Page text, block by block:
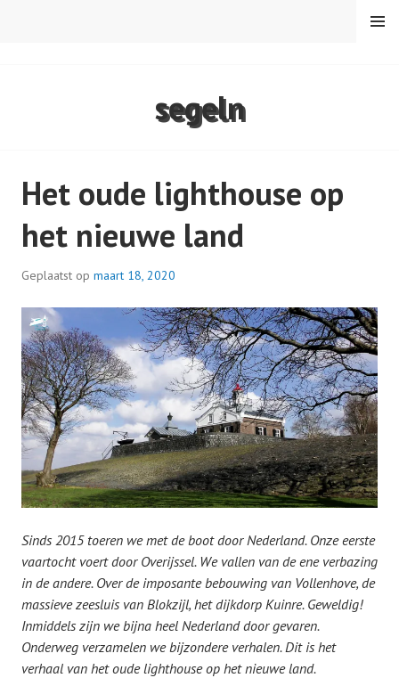
MENU
segeln
Het oude lighthouse op
het nieuwe land
Geplaatst op maart 18, 2020
Sinds 2015 toeren we met de boot door Nederland. Onze eerste
vaartocht voert door Overijssel. We vallen van de ene verbazing
in de andere. Over de imposante bebouwing van Vollenhove, de
massieve zeesluis van Blokzijl, het dijkdorp Kuinre. Geweldig!
Inmiddels zijn we bijna heel Nederland door gevaren.
Onderweg verzamelen we bijzondere verhalen. Dit is het
verhaal van het oude lighthouse op het nieuwe land.